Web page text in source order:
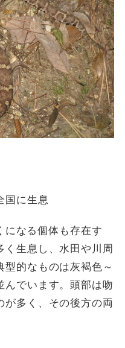
国に生息
になる個体も存在す
く生息し、水田や川周
的なものは灰褐色～
んでいます。頭部は吻
が多く、その後方の両